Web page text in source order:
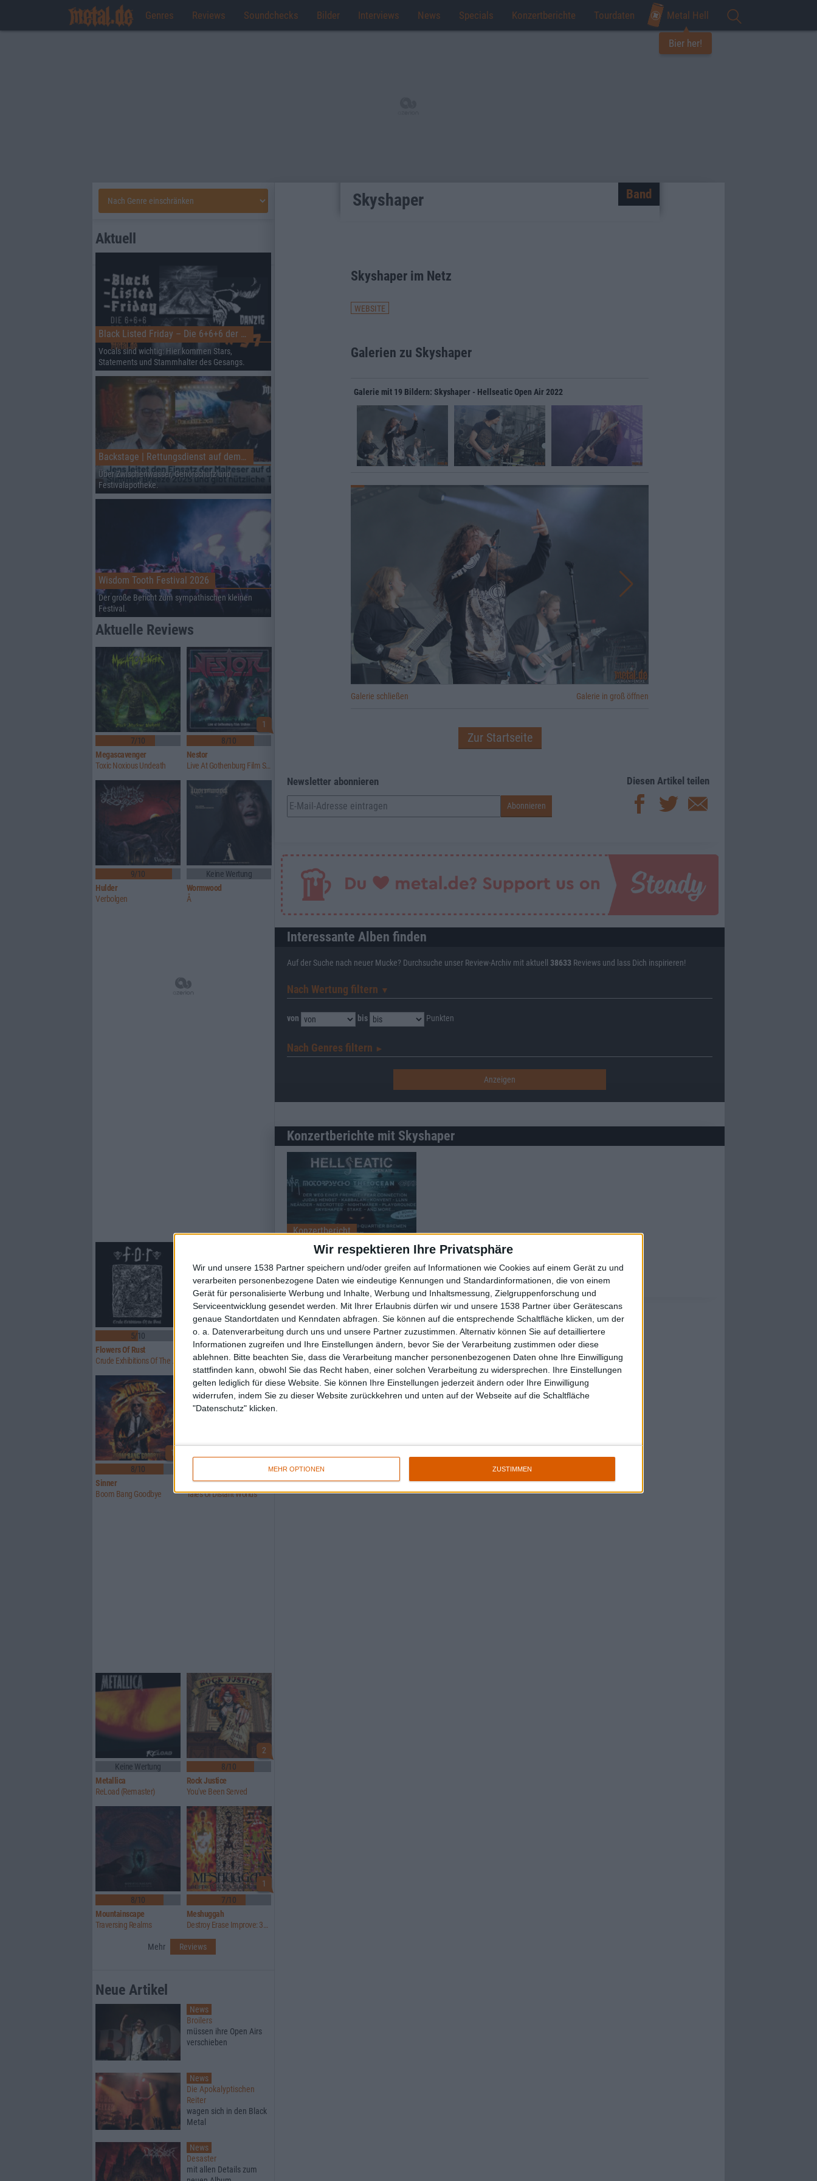
Wir respektieren Ihre Privatsphäre
Wir und unsere 1538 Partner speichern und/oder greifen auf Informationen wie Cookies auf einem Gerät zu und
verarbeiten personenbezogene Daten wie eindeutige Kennungen und Standardinformationen, die von einem
Gerät für personalisierte Werbung und Inhalte, Werbung und Inhaltsmessung, Zielgruppenforschung und
Serviceentwicklung gesendet werden.
Mit Ihrer Erlaubnis dürfen wir und unsere 1538 Partner über Gerätescans
genaue Standortdaten und Kenndaten abfragen. Sie können auf die entsprechende Schaltfläche klicken, um der
o. a. Datenverarbeitung durch uns und unsere Partner zuzustimmen. Alternativ können Sie auf detailliertere
Informationen zugreifen und Ihre Einstellungen ändern, bevor Sie der Verarbeitung zustimmen oder diese
ablehnen.
Bitte beachten Sie, dass die Verarbeitung mancher personenbezogenen Daten ohne Ihre Einwilligung
stattfinden kann, obwohl Sie das Recht haben, einer solchen Verarbeitung zu widersprechen. Ihre Einstellungen
gelten lediglich für diese Website. Sie können Ihre Einstellungen jederzeit ändern oder Ihre Einwilligung
widerrufen, indem Sie zu dieser Website zurückkehren und unten auf der Webseite auf die Schaltfläche
"Datenschutz" klicken.
MEHR OPTIONEN ZUSTIMMEN
Genres Reviews Soundchecks Bilder Interviews News Specials Konzertberichte Tourdaten Metal Hell
Bier her!
Skyshaper Band
Skyshaper im Netz
WEBSITE
Galerien zu Skyshaper
Galerie mit 19 Bildern: Skyshaper - Hellseatic Open Air 2022
Galerie schließen Galerie in groß öffnen
Zur Startseite
Newsletter abonnieren Diesen Artikel teilen
Interessante Alben finden
Auf der Suche nach neuer Mucke? Durchsuche unser Review-Archiv mit aktuell 38633 Reviews und lass Dich inspirieren!
Nach Wertung filtern ▼︎
von bis Punkten
Nach Genres filtern ►︎
Konzertberichte mit Skyshaper
Konzertbericht
Hellseatic 2022
Aktuell
Black Listed Friday – Die 6+6+6 der Woche
Vocals sind wichtig: Hier kommen Stars,
Statements und Stammhalter des Gesangs.
Backstage | Rettungsdienst auf dem Summer Breeze
Über Zwischenwasser, Gehörschutz und
Festivalapotheke.
Wisdom Tooth Festival 2026
Der große Bericht zum sympathischen kleinen
Festival.
Aktuelle Reviews
7/10
Megascavenger
Toxic Noxious Undeath
1
8/10
Nestor
Live At Gothenburg Film Studios
9/10
Hulder
Verbolgen
Keine Wertung
Wormwood
Å
5/10
Flowers Of Rust
8/10
Xandria
Eclipse
1
8/10
Sinner
Boom Bang Goodbye
Crusade Of Bards
Tales Of Distant Worlds
Keine Wertung
Metallica
ReLoad (Remaster)
2
8/10
Rock Justice
You've Been Served
8/10
Mountainscape
Traversing Realms
1
7/10
Meshuggah
Destroy Erase Improve: 30th Anniversary Edition
Mehr Reviews
Neue Artikel
News
Broilers
müssen ihre Open Airs
verschieben
News
Die Apokalyptischen
Reiter
wagen sich in den Black
Metal
News
Desaster
mit allen Details zum